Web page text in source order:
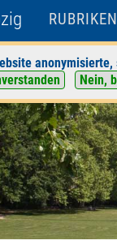
RUBRIKEN
Nein,